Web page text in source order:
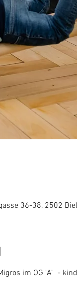
36-38, 2502
im OG "A"  -